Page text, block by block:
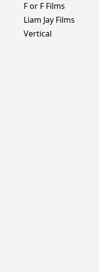
F or F Films
Liam Jay Films
Vertical